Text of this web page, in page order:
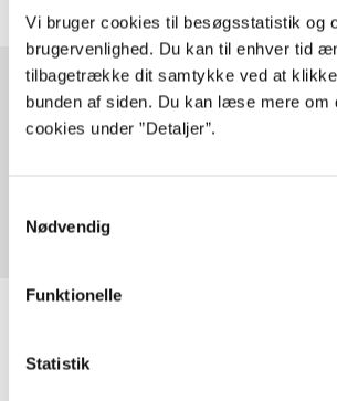
Vi bruger cookies til besøgsstatistik og
brugervenlighed. Du kan til enhver tid
tilbagetrække dit samtykke ved at klikke
bunden af siden. Du kan læse mere om
cookies under ”Detaljer”.
Nødvendig
Funktionelle
Statistik
Artikler med samme emner